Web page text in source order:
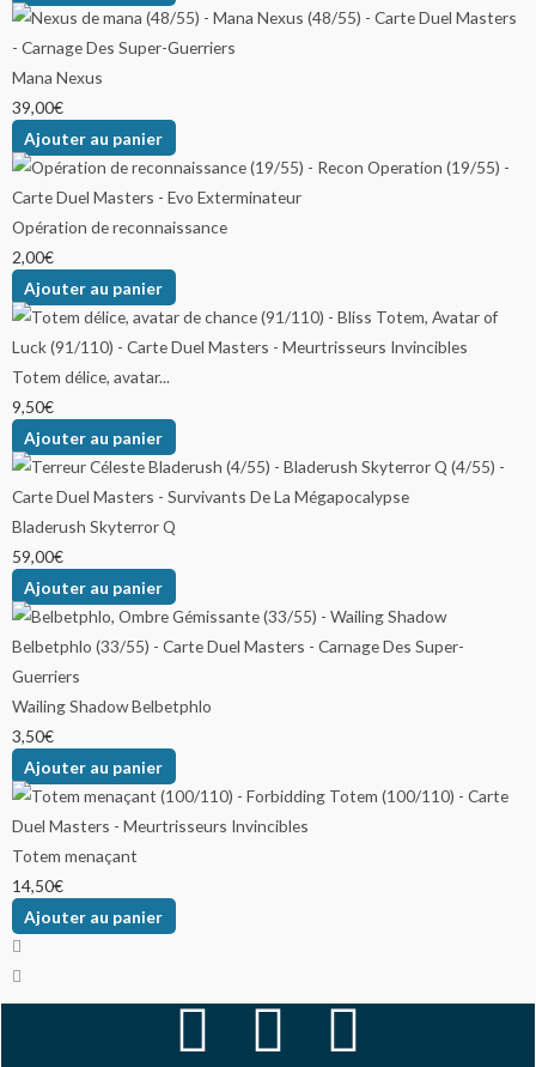
Mana Nexus
39,00€
Ajouter au panier
Opération de reconnaissance
2,00€
Ajouter au panier
Totem délice, avatar...
9,50€
Ajouter au panier
Bladerush Skyterror Q
59,00€
Ajouter au panier
Wailing Shadow Belbetphlo
3,50€
Ajouter au panier
Totem menaçant
14,50€
Ajouter au panier
F
I
Y